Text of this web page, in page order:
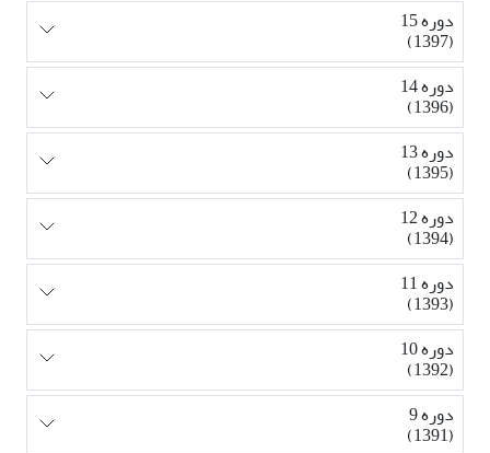
دوره 15
(1397)
دوره 14
(1396)
دوره 13
(1395)
دوره 12
(1394)
دوره 11
(1393)
دوره 10
(1392)
دوره 9
(1391)